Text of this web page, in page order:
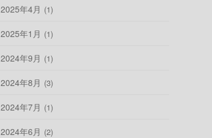
2025年4月 (1)
2025年1月 (1)
2024年9月 (1)
2024年8月 (3)
2024年7月 (1)
2024年6月 (2)